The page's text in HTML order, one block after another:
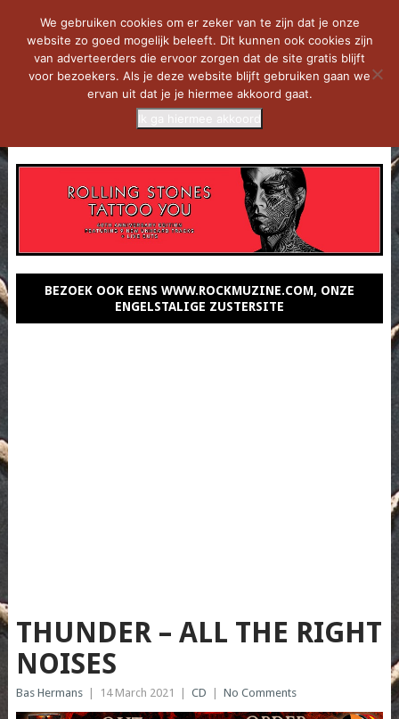
BEZOEK OOK EENS WWW.ROCKMUZINE.COM, ONZE
ENGELSTALIGE ZUSTERSITE
THUNDER – ALL THE RIGHT
NOISES
Bas Hermans 14 March 2021 CD No Comments
We gebruiken cookies om er zeker van te zijn dat je onze
website zo goed mogelijk beleeft. Dit kunnen ook cookies zijn
van adverteerders die ervoor zorgen dat de site gratis blijft
voor bezoekers. Als je deze website blijft gebruiken gaan we
ervan uit dat je je hiermee akkoord gaat.
Ik ga hiermee akkoord